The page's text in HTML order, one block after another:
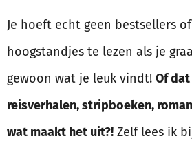
Je hoeft echt geen bestsellers
hoogstandjes te lezen als je
gewoon wat je leuk vindt! Of
reisverhalen, stripboeken,
wat maakt het uit?! Zelf lees ik